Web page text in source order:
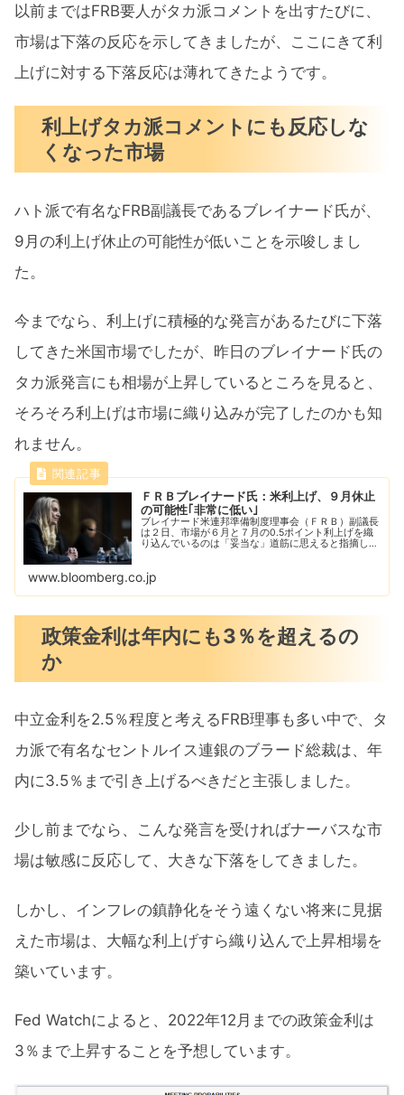
以前まではFRB要人がタカ派コメントを出すたびに、
市場は下落の反応を示してきましたが、ここにきて利
上げに対する下落反応は薄れてきたようです。
利上げタカ派コメントにも反応しな
くなった市場
ハト派で有名なFRB副議長であるブレイナード氏が、
9月の利上げ休止の可能性が低いことを示唆しまし
た。
今までなら、利上げに積極的な発言があるたびに下落
してきた米国市場でしたが、昨日のブレイナード氏の
タカ派発言にも相場が上昇しているところを見ると、
そろそろ利上げは市場に織り込みが完了したのかも知
れません。
ＦＲＢブレイナード氏：米利上げ、９月休止
の可能性｢非常に低い｣
ブレイナード米連邦準備制度理事会（ＦＲＢ）副議長
は２日、市場が６月と７月の0.5ポイント利上げを織
り込んでいるのは「妥当な」道筋に思えると指摘し
www.bloomberg.co.jp
政策金利は年内にも3％を超えるの
か
中立金利を2.5％程度と考えるFRB理事も多い中で、タ
カ派で有名なセントルイス連銀のブラード総裁は、年
内に3.5％まで引き上げるべきだと主張しました。
少し前までなら、こんな発言を受ければナーバスな市
場は敏感に反応して、大きな下落をしてきました。
しかし、インフレの鎮静化をそう遠くない将来に見据
えた市場は、大幅な利上げすら織り込んで上昇相場を
築いています。
Fed Watchによると、2022年12月までの政策金利は
3％まで上昇することを予想しています。